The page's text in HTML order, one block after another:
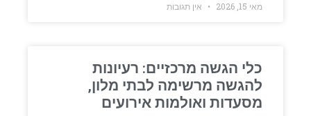
מאי 15, 2026 אין תגובות
כלי הגשה מרכזיים: רעיונות
להגשה מרשימה לבתי מלון,
מסעדות ואולמות אירועים